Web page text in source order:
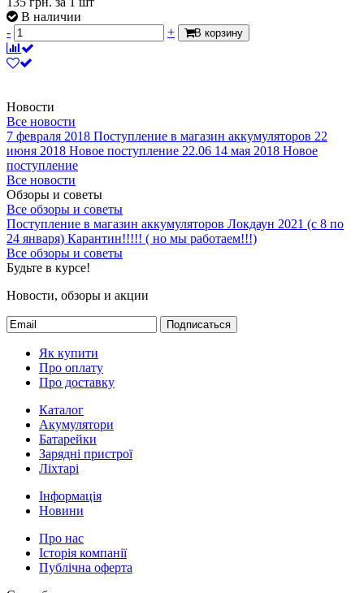
В наличии
-
+ В корзину
Новости
Все новости
7 февраля 2018 Поступление в магазин аккумуляторов 22
июня 2018 Новое поступление 22.06 14 мая 2018 Новое
поступление
Все новости
Обзоры и советы
Все обзоры и советы
Поступление в магазин аккумуляторов Локдаун 2021 (с 8 по
24 января) Карантин!!!!! ( но мы работаем!!!)
Все обзоры и советы
Будьте в курсе!
Новости, обзоры и акции
Подписаться
Як купити
Про оплату
Про доставку
Каталог
Акумулятори
Батарейки
Зарядні пристрої
Ліхтарі
Інформація
Новини
Про нас
Історія компанії
Публічна оферта